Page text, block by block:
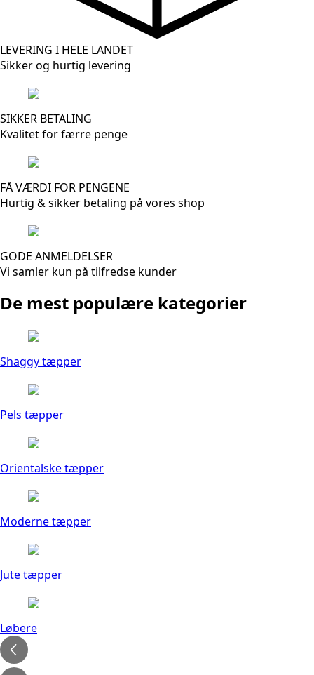
LEVERING I HELE LANDET
Sikker og hurtig levering
SIKKER BETALING
Kvalitet for færre penge
FÅ VÆRDI FOR PENGENE
Hurtig & sikker betaling på vores shop
GODE ANMELDELSER
Vi samler kun på tilfredse kunder
De mest populære kategorier
Shaggy tæpper
Pels tæpper
Orientalske tæpper
Moderne tæpper
Jute tæpper
Løbere